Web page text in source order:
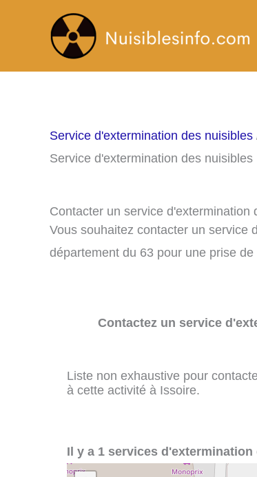
Service d'extermination des nuisibles
Service d'extermination des nuisibles
Contacter un service d'extermination
Vous souhaitez contacter un service
département du 63 pour une prise
Contactez un service
Liste non exhaustive pour
à cette activité à Issoire.
Il y a 1 services